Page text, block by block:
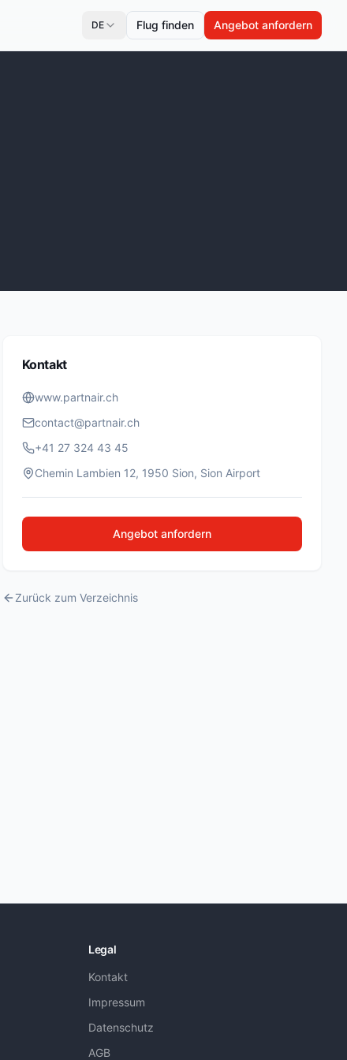
DE Flug finden Angebot anfordern
Kontakt
www.partnair.ch
contact@partnair.ch
+41 27 324 43 45
Chemin Lambien 12, 1950 Sion, Sion Airport
Angebot anfordern
Zurück zum Verzeichnis
Legal
Kontakt
Impressum
Datenschutz
AGB